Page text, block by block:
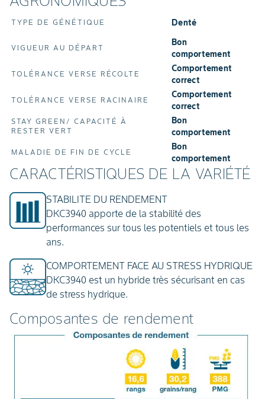
TYPE DE GÉNÉTIQUE Denté
VIGUEUR AU DÉPART
Bon
comportement
TOLÉRANCE VERSE RÉCOLTE
Comportement
correct
TOLÉRANCE VERSE RACINAIRE
Comportement
correct
STAY GREEN/ CAPACITÉ À
RESTER VERT
Bon
comportement
MALADIE DE FIN DE CYCLE
Bon
comportement
CARACTÉRISTIQUES DE LA VARIÉTÉ
STABILITE DU RENDEMENT
DKC3940 apporte de la stabilité des
performances sur tous les potentiels et tous les
ans.
COMPORTEMENT FACE AU STRESS HYDRIQUE
DKC3940 est un hybride très sécurisant en cas
de stress hydrique.
Composantes de rendement